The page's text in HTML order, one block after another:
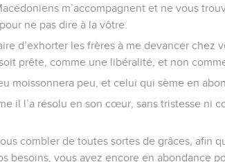
m’accompagnent et ne vous
ne pas dire à la vôtre.
d’exhorter les frères à me devancer chez
prête, comme une libéralité, et non
moissonnera peu, et celui qui sème en
il l’a résolu en son cœur, sans tristesse ni
combler de toutes sortes de grâces, afin
besoins, vous ayez encore en abondance